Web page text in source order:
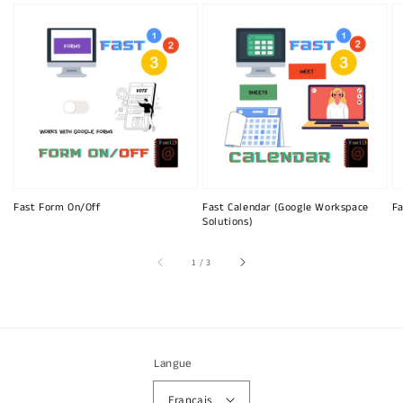
Fast Form On/Off
Fast Calendar (Google Workspace
Solutions)
1 /sur
3
Langue
Français